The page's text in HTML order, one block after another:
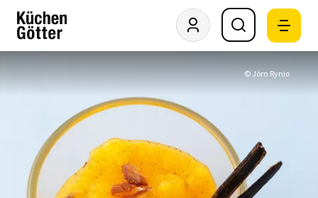
© Jörn Rynio